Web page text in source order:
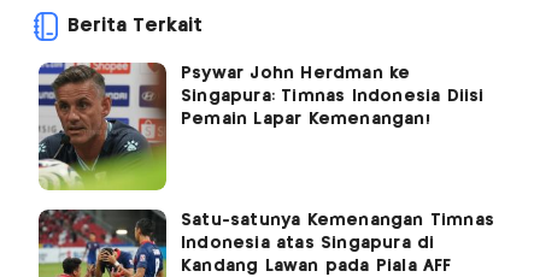
Berita Terkait
Psywar John Herdman ke
Singapura: Timnas Indonesia Diisi
Pemain Lapar Kemenangan!
Satu-satunya Kemenangan Timnas
Indonesia atas Singapura di
Kandang Lawan pada Piala AFF